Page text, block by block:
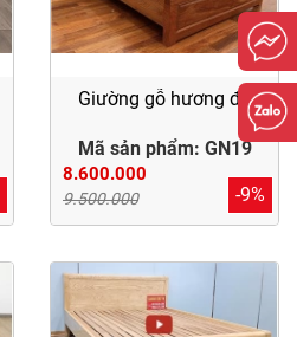
Giường gỗ hương đá
Mã sản phẩm: GN19
8.600.000
9.500.000 -9%